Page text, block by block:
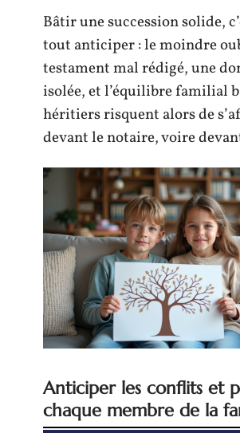
Bâtir une succession solide,
tout anticiper : le moindre
testament mal rédigé, une
isolée, et l’équilibre familial
héritiers risquent alors de
devant le notaire, voire
Anticiper les conflits et
chaque membre de la